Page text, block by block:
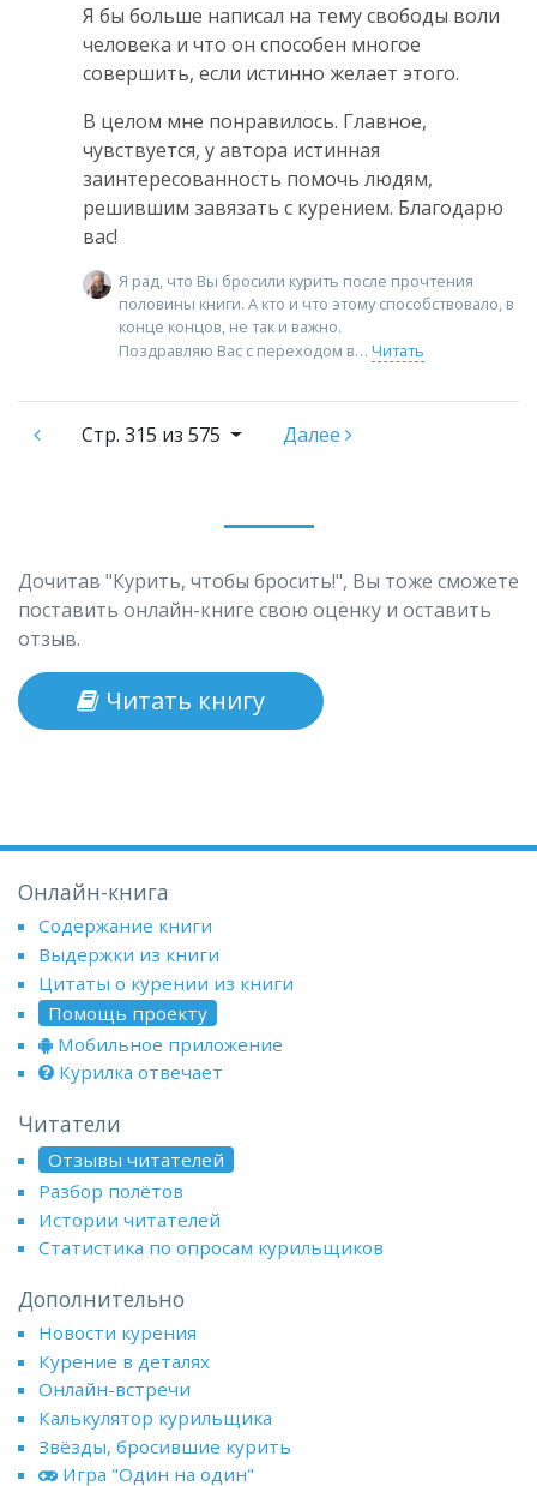
Я бы больше написал на тему свободы воли
человека и что он способен многое
совершить, если истинно желает этого.
В целом мне понравилось. Главное,
чувствуется, у автора истинная
заинтересованность помочь людям,
решившим завязать с курением. Благодарю
вас!
Я рад, что Вы бросили курить после прочтения
половины книги. А кто и что этому способствовало, в
конце концов, не так и важно.
Поздравляю Вас с переходом в
Читать
Стр. 315 из 575 Далее
Дочитав "Курить, чтобы бросить!", Вы тоже сможете
поставить онлайн-книге свою оценку и оставить
отзыв.
Читать книгу
Онлайн-книга
Содержание книги
Выдержки из книги
Цитаты о курении из книги
Помощь проекту
Мобильное приложение
Курилка отвечает
Читатели
Отзывы читателей
Разбор полётов
Истории читателей
Статистика по опросам курильщиков
Дополнительно
Новости курения
Курение в деталях
Онлайн-встречи
Калькулятор курильщика
Звёзды, бросившие курить
Игра "Один на один"